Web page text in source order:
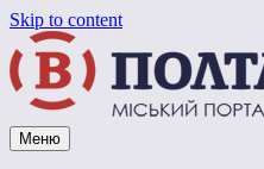
Skip to content
Vpoltave.info
Полтавський портал новин
Меню